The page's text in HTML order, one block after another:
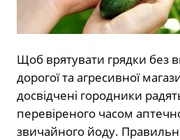
Щоб врятувати грядки без
дорогої та агресивної
досвідчені городники
перевіреного часом
звичайного йоду.